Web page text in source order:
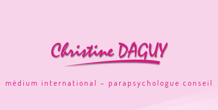
médium international – parapsychologue conseil